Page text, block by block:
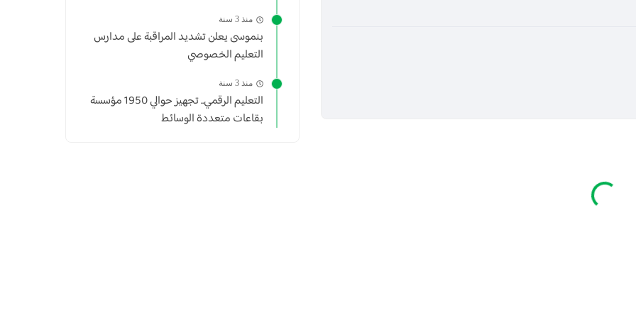
منذ 3 سنة
بنموسى يعلن تشديد المراقبة على مدارس
التعليم الخصوصي
منذ 3 سنة
التعليم الرقمي.. تجهيز حوالي 1950 مؤسسة
بقاعات متعددة الوسائط